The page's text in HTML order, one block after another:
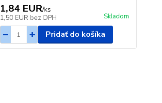
1,84 EUR/ks
1,50 EUR bez DPH Skladom
Pridať do košíka